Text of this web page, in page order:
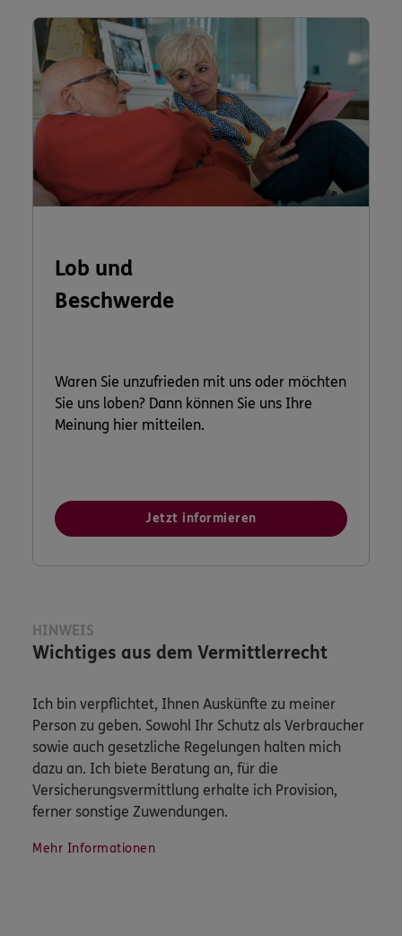
Lob und
Beschwerde
Waren Sie unzufrieden mit uns oder möchten
Sie uns loben? Dann können Sie uns Ihre
Meinung hier mitteilen.
Jetzt informieren
HINWEIS
Wichtiges aus dem Vermittlerrecht
Ich bin verpflichtet, Ihnen Auskünfte zu meiner
Person zu geben. Sowohl Ihr Schutz als Verbraucher
sowie auch gesetzliche Regelungen halten mich
dazu an. Ich biete Beratung an, für die
Versicherungsvermittlung erhalte ich Provision,
ferner sonstige Zuwendungen.
Mehr Informationen